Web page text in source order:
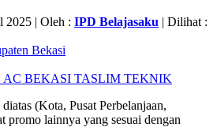
2025 | Oleh : IPD Belajasaku | Dilihat :
Bekasi
AC BEKASI TASLIM TEKNIK
(Kota, Pusat Perbelanjaan,
lainnya yang sesuai dengan